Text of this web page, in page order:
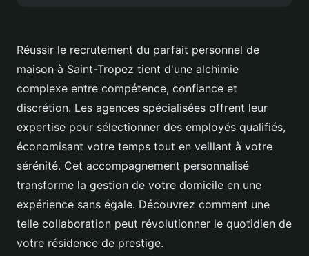
Réussir le recrutement du parfait personnel de
maison à Saint-Tropez tient d'une alchimie
complexe entre compétence, confiance et
discrétion. Les agences spécialisées offrent leur
expertise pour sélectionner des employés qualifiés,
économisant votre temps tout en veillant à votre
sérénité. Cet accompagnement personnalisé
transforme la gestion de votre domicile en une
expérience sans égale. Découvrez comment une
telle collaboration peut révolutionner le quotidien de
votre résidence de prestige.